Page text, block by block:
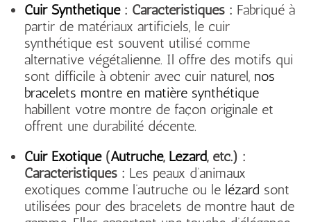
Cuir Synthétique: Caractéristiques : Fabriqué à
partir de matériaux artificiels, le cuir
synthétique est souvent utilisé comme
alternative végétalienne. Il offre des motifs qui
sont difficile à obtenir avec cuir naturel, nos
bracelets montre en matière synthétique
habillent votre montre de façon originale et
offrent une durabilité décente.
Cuir Exotique(Autruche, Lézard, etc.) :
Caractéristiques : Les peaux d’animaux
exotiques comme l’autruche ou le lézard sont
utilisées pour des bracelets de montre haut de